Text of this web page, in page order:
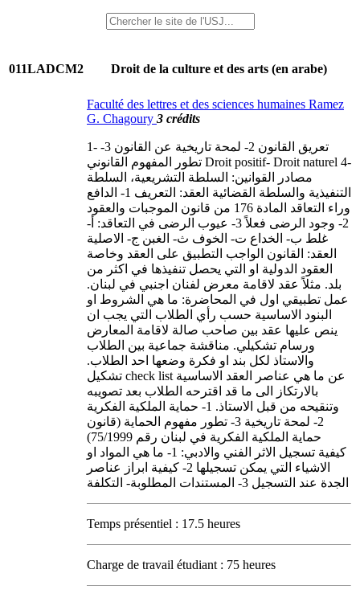
011LADCM2 Droit de la culture et des arts (en arabe)
Faculté des lettres et des sciences humaines Ramez
G. Chagoury 3 crédits
1- تعريق القانون 2- لمحة تاريخية عن القانون 3-
تطور المفهوم القانوني Droit positif- Droit naturel 4-
مصادر القوانين: السلطة التشريعية، السلطة
التنفيذية والسلطة القضائية العقد: التعريف 1- الدافع
وراء التعاقد المادة 176 من قانون الموجبات والعقود
2- وجود الرضى فعلاً 3- عيوب الرضى في التعاقد: أ‌-
غلط ب‌- الخداع ت‌- الخوف ث‌- الغبن ج‌- الاصلية
العقد: القانون الواجب التطبيق على العقد وخاصة
العقود الدولية او التي يحصل تنفيذها في اكثر من
بلد. مثلاً عقد لاقامة معرض لفنان اجنبي في لبنان.
عمل تطبيقي اول في المحاضرة: ما هي الشروط او
البنود الاساسية حسب رأي الطلاب التي يجب ان
ينص عليها عقد بين صاحب صالة لاقامة المعارض
ورسام تشكيلي. مناقشة جماعية بين الطلاب
والاستاذ لكل بند او فكرة وضعها احد الطلاب.
تشكيل check list عن ما هي عناصر العقد الاساسية
بالارتكاز الى ما قد اقترحه الطلاب بعد تصويبه
وتنقيحه من قبل الاستاذ. 1- حماية الملكية الفكرية
2- لمحة تاريخية 3- تطور مفهوم الحماية (قانون
حماية الملكية الفكرية في لبنان رقم 75/1999)
كيفية تسجيل الاثر الفني والادبي: 1- ما هي المواد او
الاشياء التي يمكن تسجيلها 2- كيفية ابراز عناصر
الجدة عند التسجيل 3- المستندات المطلوبة- التكلفة
Temps présentiel : 17.5 heures
Charge de travail étudiant : 75 heures